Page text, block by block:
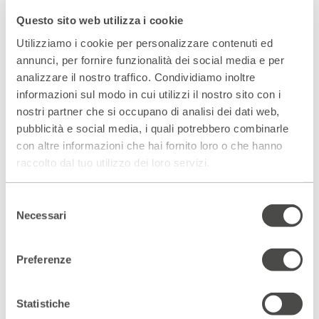
Questo sito web utilizza i cookie
Utilizziamo i cookie per personalizzare contenuti ed
annunci, per fornire funzionalità dei social media e per
analizzare il nostro traffico. Condividiamo inoltre
informazioni sul modo in cui utilizzi il nostro sito con i
nostri partner che si occupano di analisi dei dati web,
pubblicità e social media, i quali potrebbero combinarle
con altre informazioni che hai fornito loro o che hanno
raccolto dal tuo utilizzo dei loro servizi.
delNecessari
Preferenze
Statistiche
mirato alla riscoperta delle proprie capacità di osservazione
e narrazione.
Riflettere (e far riflettere) sulla propria disposizione ad
esplorare punti di vista diversi
L’incontro con questo “altro”, spesso ci sorprende,
affascina, ci disturba o ci disorienta, ma in fin dei conti
dipende da noi. Dal nostro modo di accostarci a lui, dal
nostro sguardo, dalla nostra curiosità e soprattutto dal
nostro rifiuto di cedere all’indifferenza o ai preconcetti. Nel
IL PROGRAMMA
– Esercizi di scrittura